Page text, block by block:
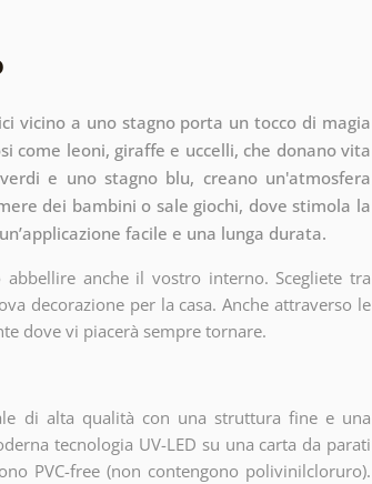
vicino a uno stagno porta un tocco di magia
come leoni, giraffe e uccelli, che donano vita
e uno stagno blu, creano un'atmosfera
dei bambini o sale giochi, dove stimola la
facile e una lunga durata.
anche il vostro interno. Scegliete tra
decorazione per la casa. Anche attraverso le
dove vi piacerà sempre tornare.
di alta qualità con una struttura fine e una
tecnologia UV-LED su una carta da parati
PVC-free (non contengono polivinilcloruro).